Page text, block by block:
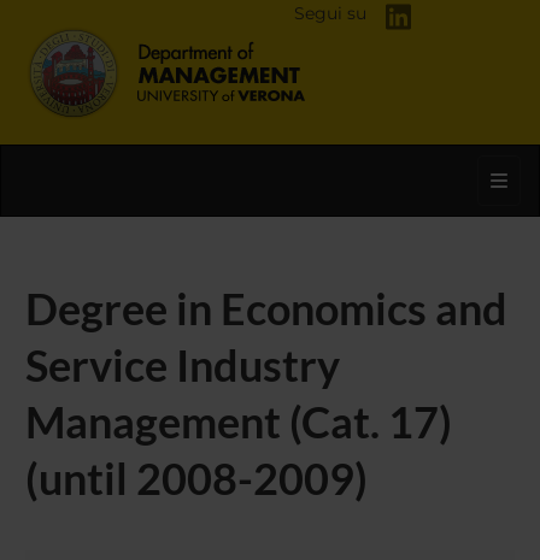
Segui su
Degree in Economics and
Service Industry
Management (Cat. 17)
(until 2008-2009)